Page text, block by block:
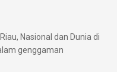
Nasional dan Dunia di
genggaman